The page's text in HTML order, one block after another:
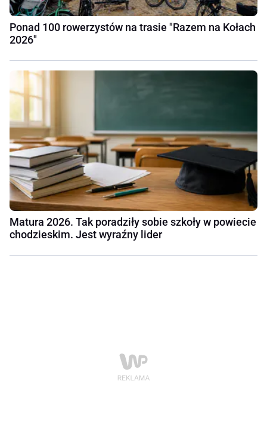
Ponad 100 rowerzystów na trasie "Razem na Kołach
2026"
Matura 2026. Tak poradziły sobie szkoły w powiecie
chodzieskim. Jest wyraźny lider